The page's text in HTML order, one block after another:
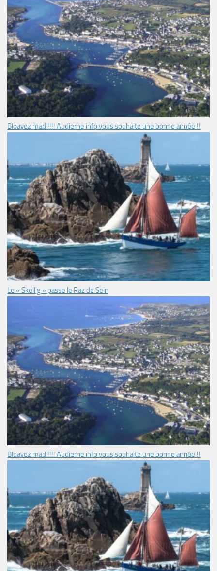
Bloavez mad !!!! Audierne info vous souhaite une bonne année !!
Le « Skellig » passe le Raz de Sein
Bloavez mad !!!! Audierne info vous souhaite une bonne année !!